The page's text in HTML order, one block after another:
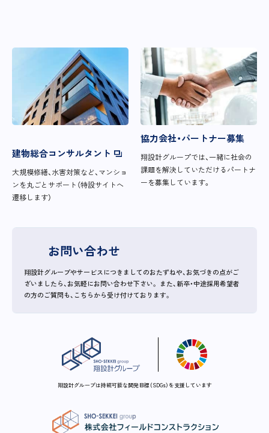
建物総合コンサルタント
大規模修繕、水害対策など、マンショ
ンを丸ごとサポート（特設サイトへ
遷移します）
協力会社・パートナー募集
翔設計グループでは、一緒に社会の
課題を解決していただけるパートナ
ーを募集しています。
お問い合わせ
翔設計グループやサービスにつきましてのおたずねや、お気づきの点がご
ざいましたら、お気軽にお問い合わせ下さい。 また、新卒・中途採用希望者
の方のご質問も、こちらから受け付けております。
翔設計グループは持続可能な開発目標（SDGs）を支援しています